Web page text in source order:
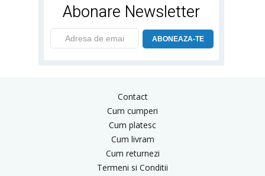
Abonare Newsletter
ABONEAZA-TE
Contact
Cum cumperi
Cum platesc
Cum livram
Cum returnezi
Termeni si Conditii